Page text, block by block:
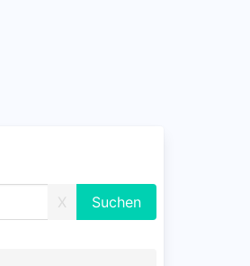
X